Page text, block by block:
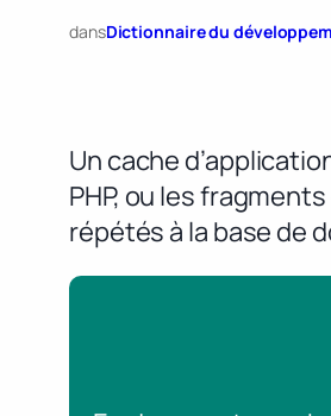
dansDictionnaire du
Un cache
PHP, ou les
répétés à la base de